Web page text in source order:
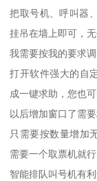
把取号机、呼叫器
挂吊在墙上即可，
我需要按我的要求
打开软件强大的自
成一键求助，您也
以后增加窗口了需
只需要按数量增加
需要一个取票机就
智能排队叫号机有